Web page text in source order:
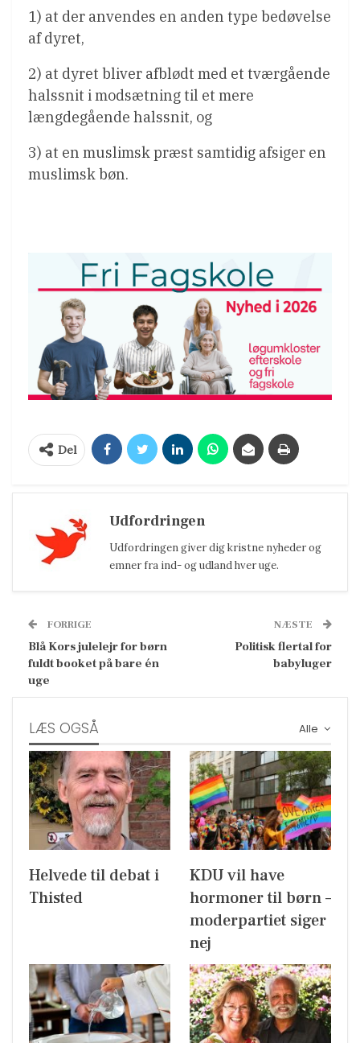
1) at der anvendes en anden type bedøvelse
af dyret,
2) at dyret bliver afblødt med et tværgående
halssnit i modsætning til et mere
længdegående halssnit, og
3) at en muslimsk præst samtidig afsiger en
muslimsk bøn.
Del
Udfordringen
Udfordringen giver dig kristne nyheder og
emner fra ind- og udland hver uge.
FORRIGE
Blå Kors julelejr for børn
fuldt booket på bare én
uge
NÆSTE
Politisk flertal for
babyluger
Alle
LÆS OGSÅ
Helvede til debat i
Thisted
KDU vil have
hormoner til børn –
moderpartiet siger
nej